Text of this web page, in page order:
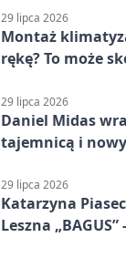
29 lipca 2026
Montaż
rękę? To może
29 lipca 2026
Daniel Midas
tajemnicą i
29 lipca 2026
Katarzyna
Leszna